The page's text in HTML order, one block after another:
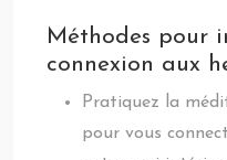
Méthodes pour
connexion aux
Pratiquez la
pour vous